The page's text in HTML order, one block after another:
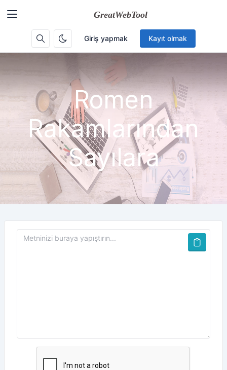
Giriş yapmak Kayıt olmak
Romen
Rakamlarından
Sayılara